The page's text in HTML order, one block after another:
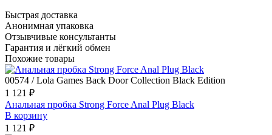
Быстрая доставка
Анонимная упаковка
Отзывчивые консультанты
Гарантия и лёгкий обмен
Похожие товары
00574 / Lola Games Back Door Collection Black Edition
1 121 ₽
Анальная пробка Strong Force Anal Plug Black
В корзину
1 121 ₽